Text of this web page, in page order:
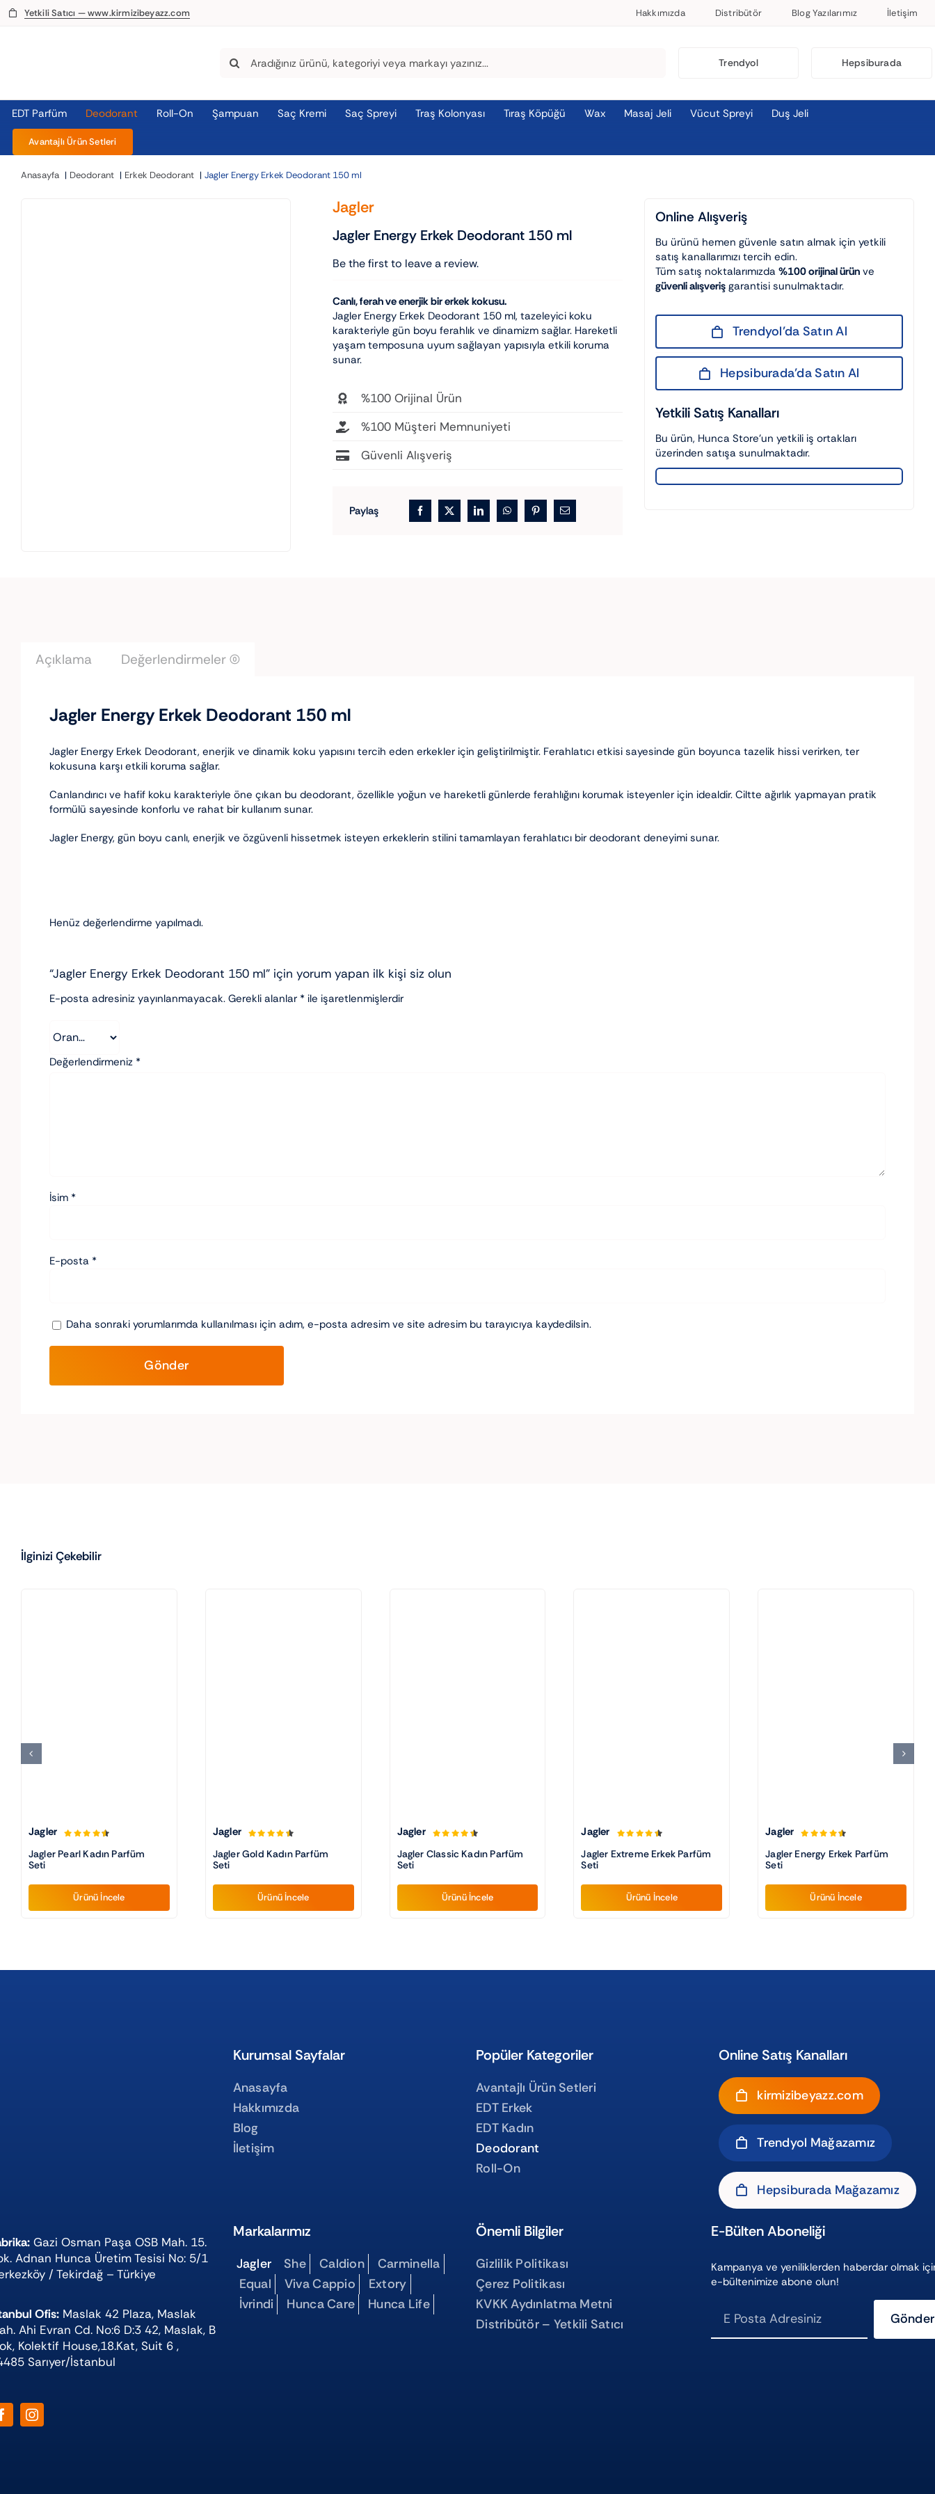
SkipYetkili Satıcı — www.kirmizibeyazz.com Hakkımızda Distribütör Blog Yazılarımız İletişim
Search
Trendyol Hepsiburada
EDT Parfüm Deodorant Roll-On Şampuan Saç Kremi Saç Spreyi Traş Kolonyası Tıraş Köpüğü Wax Masaj Jeli Vücut Spreyi Duş Jeli
Avantajlı Ürün Setleri
Anasayfa Deodorant Erkek Deodorant Jagler Energy Erkek Deodorant 150 ml
Jagler
Jagler Energy Erkek Deodorant 150 ml
Be the first to leave a review.
Canlı, ferah ve enerjik bir erkek kokusu.
Jagler Energy Erkek Deodorant 150 ml, tazeleyici koku
karakteriyle gün boyu ferahlık ve dinamizm sağlar. Hareketli
yaşam temposuna uyum sağlayan yapısıyla etkili koruma
sunar.
%100 Orijinal Ürün
%100 Müşteri Memnuniyeti
Güvenli Alışveriş
Paylaş
Online Alışveriş
Bu ürünü hemen güvenle satın almak için yetkili
satış kanallarımızı tercih edin.
Tüm satış noktalarımızda %100 orijinal ürün ve
güvenli alışveriş garantisi sunulmaktadır.
Trendyol’da Satın Al
Hepsiburada’da Satın Al
Yetkili Satış Kanalları
Bu ürün, Hunca Store’un yetkili iş ortakları
üzerinden satışa sunulmaktadır.
Açıklama Değerlendirmeler (0)
Jagler Energy Erkek Deodorant 150 ml
Jagler Energy Erkek Deodorant, enerjik ve dinamik koku yapısını tercih eden erkekler için geliştirilmiştir. Ferahlatıcı etkisi sayesinde gün boyunca tazelik hissi verirken, ter
kokusuna karşı etkili koruma sağlar.
Canlandırıcı ve hafif koku karakteriyle öne çıkan bu deodorant, özellikle yoğun ve hareketli günlerde ferahlığını korumak isteyenler için idealdir. Ciltte ağırlık yapmayan pratik
formülü sayesinde konforlu ve rahat bir kullanım sunar.
Jagler Energy, gün boyu canlı, enerjik ve özgüvenli hissetmek isteyen erkeklerin stilini tamamlayan ferahlatıcı bir deodorant deneyimi sunar.
Henüz değerlendirme yapılmadı.
“Jagler Energy Erkek Deodorant 150 ml” için yorum yapan ilk kişi siz olun
E-posta adresiniz yayınlanmayacak. Gerekli alanlar * ile işaretlenmişlerdir
Değerlendirmeniz *
İsim *
E-posta *
Daha sonraki yorumlarımda kullanılması için adım, e-posta adresim ve site adresim bu tarayıcıya kaydedilsin.
İlginizi Çekebilir
Jagler
Jagler Pearl Kadın Parfüm
Seti
Ürünü İncele
Jagler
Jagler Gold Kadın Parfüm
Seti
Ürünü İncele
Jagler
Jagler Classic Kadın Parfüm
Seti
Ürünü İncele
Jagler
Jagler Extreme Erkek Parfüm
Seti
Ürünü İncele
Jagler
Jagler Energy Erkek Parfüm
Seti
Ürünü İncele
Kurumsal Sayfalar
Anasayfa
Hakkımızda
Blog
İletişim
Popüler Kategoriler
Avantajlı Ürün Setleri
EDT Erkek
EDT Kadın
Deodorant
Roll-On
Online Satış Kanalları
kirmizibeyazz.com
Trendyol Mağazamız
Hepsiburada Mağazamız
Gazi Osman Paşa OSB Mah. 15.
Adnan Hunca Üretim Tesisi No: 5/1
/ Tekirdağ – Türkiye
Ofis: Maslak 42 Plaza, Maslak
Ahi Evran Cd. No:6 D:3 42, Maslak, B
Kolektif House,18.Kat, Suit 6 ,
Sarıyer/İstanbul
Markalarımız
Jagler She Caldion
Carminella
Equal
Viva Cappio
Extory
İvrindi
Hunca Care Hunca Life
Önemli Bilgiler
Gizlilik Politikası
Çerez Politikası
KVKK Aydınlatma Metni
Distribütör – Yetkili Satıcı
E-Bülten Aboneliği
Kampanya ve yeniliklerden haberdar olmak
e-bültenimize abone olun!
Gönder